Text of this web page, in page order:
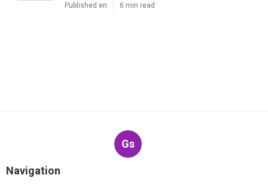
Published en 6 min read
Gs
Navigation